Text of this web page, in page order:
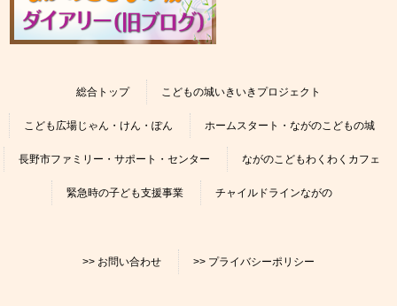
総合トップ こどもの城いきいきプロジェクト
こども広場じゃん・けん・ぽん ホームスタート・ながのこどもの城
長野市ファミリー・サポート・センター ながのこどもわくわくカフェ
緊急時の子ども支援事業 チャイルドラインながの
>> お問い合わせ >> プライバシーポリシー